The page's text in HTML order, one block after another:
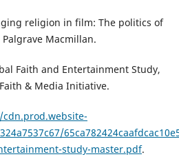
religion in film: The politics of
Macmillan.
Faith and Entertainment Study,
& Media Initiative.
study-master.pdf.